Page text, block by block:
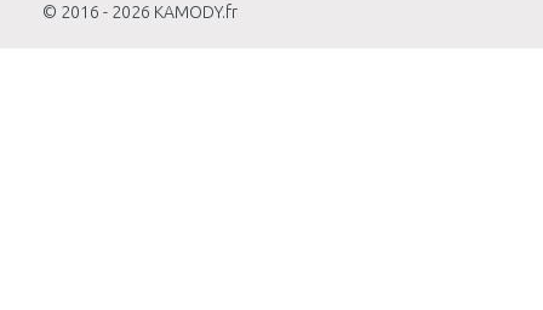
© 2016 - 2026 KAMODY.fr